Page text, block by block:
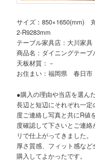
サイズ：850×1650(mm)
2-R9283mm
テーブル家具店：大川家具
商品名：ダイニングテー
天板材質：－
お住まい：福岡県 春日市
●購入の理由や当店を選ん
長辺と短辺にそれぞれ一
度ご連絡し写真と共にR値
度確認して下さいとご連
リで仕上がってきました。
厚さ質感、フィット感など
購入してよかったです。